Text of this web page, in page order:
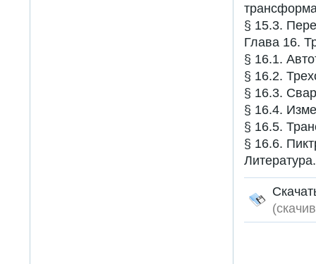
§ 15.3.
Глава 16.
§ 16.1.
§ 16.2.
§ 16.3.
§ 16.4.
§ 16.5.
§ 16.6.
Литература.